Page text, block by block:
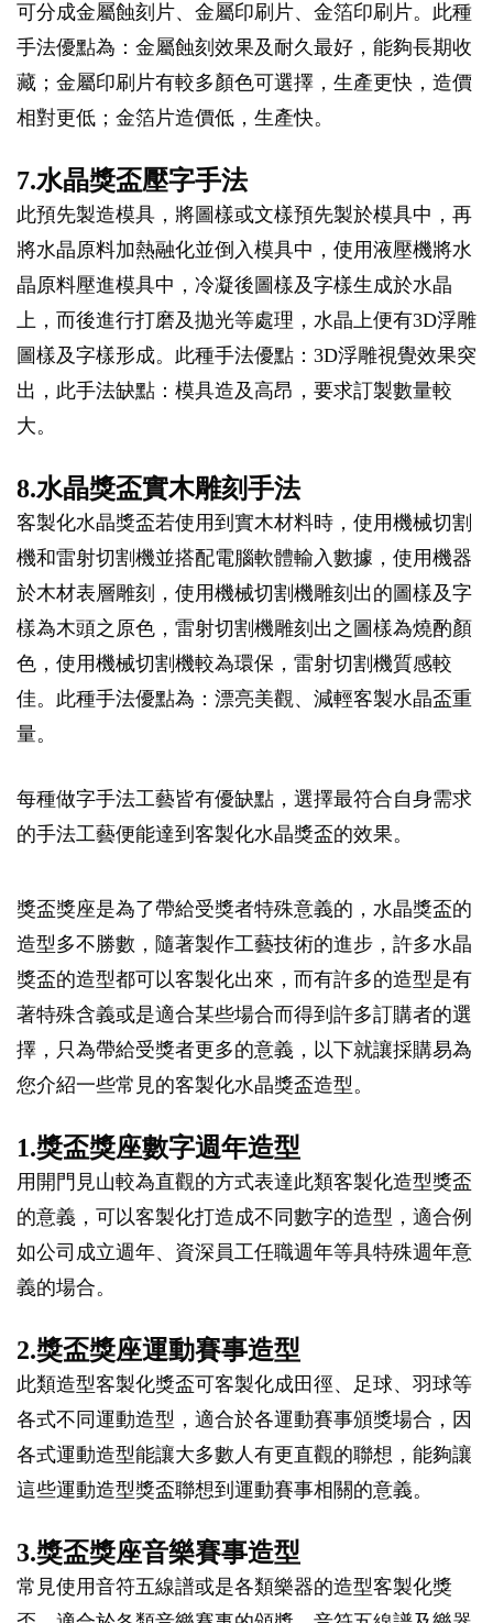
可分成金屬蝕刻片、金屬印刷片、金箔印刷片。此種
手法優點為：金屬蝕刻效果及耐久最好，能夠長期收
藏；金屬印刷片有較多顏色可選擇，生產更快，造價
相對更低；金箔片造價低，生產快。
7.水晶獎盃壓字手法
此預先製造模具，將圖樣或文樣預先製於模具中，再
將水晶原料加熱融化並倒入模具中，使用液壓機將水
晶原料壓進模具中，冷凝後圖樣及字樣生成於水晶
上，而後進行打磨及拋光等處理，水晶上便有3D浮雕
圖樣及字樣形成。此種手法優點：3D浮雕視覺效果突
出，此手法缺點：模具造及高昂，要求訂製數量較
大。
8.水晶獎盃實木雕刻手法
客製化水晶獎盃若使用到實木材料時，使用機械切割
機和雷射切割機並搭配電腦軟體輸入數據，使用機器
於木材表層雕刻，使用機械切割機雕刻出的圖樣及字
樣為木頭之原色，雷射切割機雕刻出之圖樣為燒酌顏
色，使用機械切割機較為環保，雷射切割機質感較
佳。此種手法優點為：漂亮美觀、減輕客製水晶盃重
量。
每種做字手法工藝皆有優缺點，選擇最符合自身需求
的手法工藝便能達到客製化水晶獎盃的效果。
獎盃獎座是為了帶給受獎者特殊意義的，水晶獎盃的
造型多不勝數，隨著製作工藝技術的進步，許多水晶
獎盃的造型都可以客製化出來，而有許多的造型是有
著特殊含義或是適合某些場合而得到許多訂購者的選
擇，只為帶給受獎者更多的意義，以下就讓採購易為
您介紹一些常見的客製化水晶獎盃造型。
1.獎盃獎座數字週年造型
用開門見山較為直觀的方式表達此類客製化造型獎盃
的意義，可以客製化打造成不同數字的造型，適合例
如公司成立週年、資深員工任職週年等具特殊週年意
義的場合。
2.獎盃獎座運動賽事造型
此類造型客製化獎盃可客製化成田徑、足球、羽球等
各式不同運動造型，適合於各運動賽事頒獎場合，因
各式運動造型能讓大多數人有更直觀的聯想，能夠讓
這些運動造型獎盃聯想到運動賽事相關的意義。
3.獎盃獎座音樂賽事造型
常見使用音符五線譜或是各類樂器的造型客製化獎